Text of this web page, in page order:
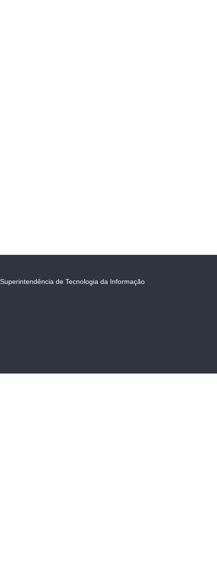
Superintendência de Tecnologia da Informação